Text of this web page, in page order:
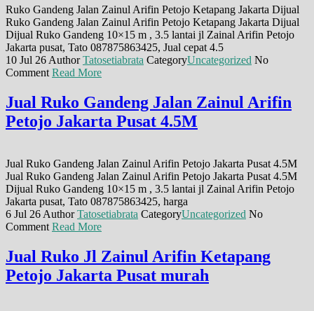
Ruko Gandeng Jalan Zainul Arifin Petojo Ketapang Jakarta Dijual
Ruko Gandeng Jalan Zainul Arifin Petojo Ketapang Jakarta Dijual
Dijual Ruko Gandeng 10×15 m , 3.5 lantai jl Zainal Arifin Petojo
Jakarta pusat, Tato 087875863425, Jual cepat 4.5
10 Jul 26 AuthorTatosetiabrata CategoryUncategorized No
Comment Read More
Jual Ruko Gandeng Jalan Zainul Arifin
Petojo Jakarta Pusat 4.5M
Jual Ruko Gandeng Jalan Zainul Arifin Petojo Jakarta Pusat 4.5M
Jual Ruko Gandeng Jalan Zainul Arifin Petojo Jakarta Pusat 4.5M
Dijual Ruko Gandeng 10×15 m , 3.5 lantai jl Zainal Arifin Petojo
Jakarta pusat, Tato 087875863425, harga
6 Jul 26 AuthorTatosetiabrata CategoryUncategorized No
Comment Read More
Jual Ruko Jl Zainul Arifin Ketapang
Petojo Jakarta Pusat murah